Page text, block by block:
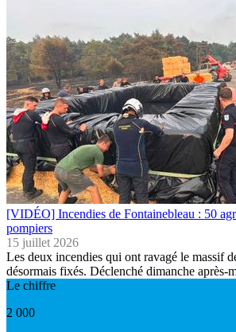
[VIDÉO] Incendies de Fontainebleau : 50
pompiers
15 juillet 2026
Les deux incendies qui ont ravagé le massif
désormais fixés. Déclenché dimanche
Le chiffre
2 000